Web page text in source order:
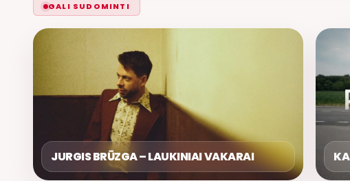
GALI SUDOMINTI
JURGIS BRŪZGA – LAUKINIAI VAKARAI